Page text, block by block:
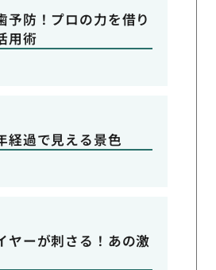
予防！プロの力を借り
用術
経過で見える景色
ヤーが刺さる！あの激